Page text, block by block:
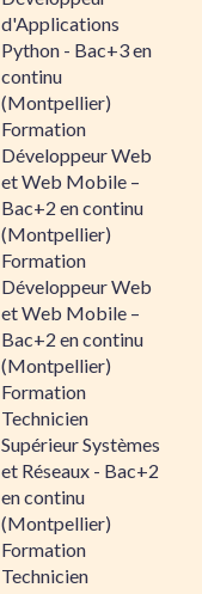
d'Applications
Python - Bac+3 en
continu
(Montpellier)
Formation
Développeur Web
et Web Mobile –
Bac+2 en continu
(Montpellier)
Formation
Développeur Web
et Web Mobile –
Bac+2 en continu
(Montpellier)
Formation
Technicien
Supérieur Systèmes
et Réseaux - Bac+2
en continu
(Montpellier)
Formation
Technicien